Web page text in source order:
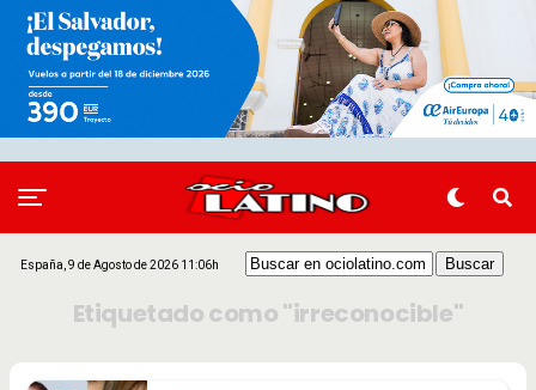
España, 9 de Agosto de 2026 11:06h
Etiquetado como "irreconocible"